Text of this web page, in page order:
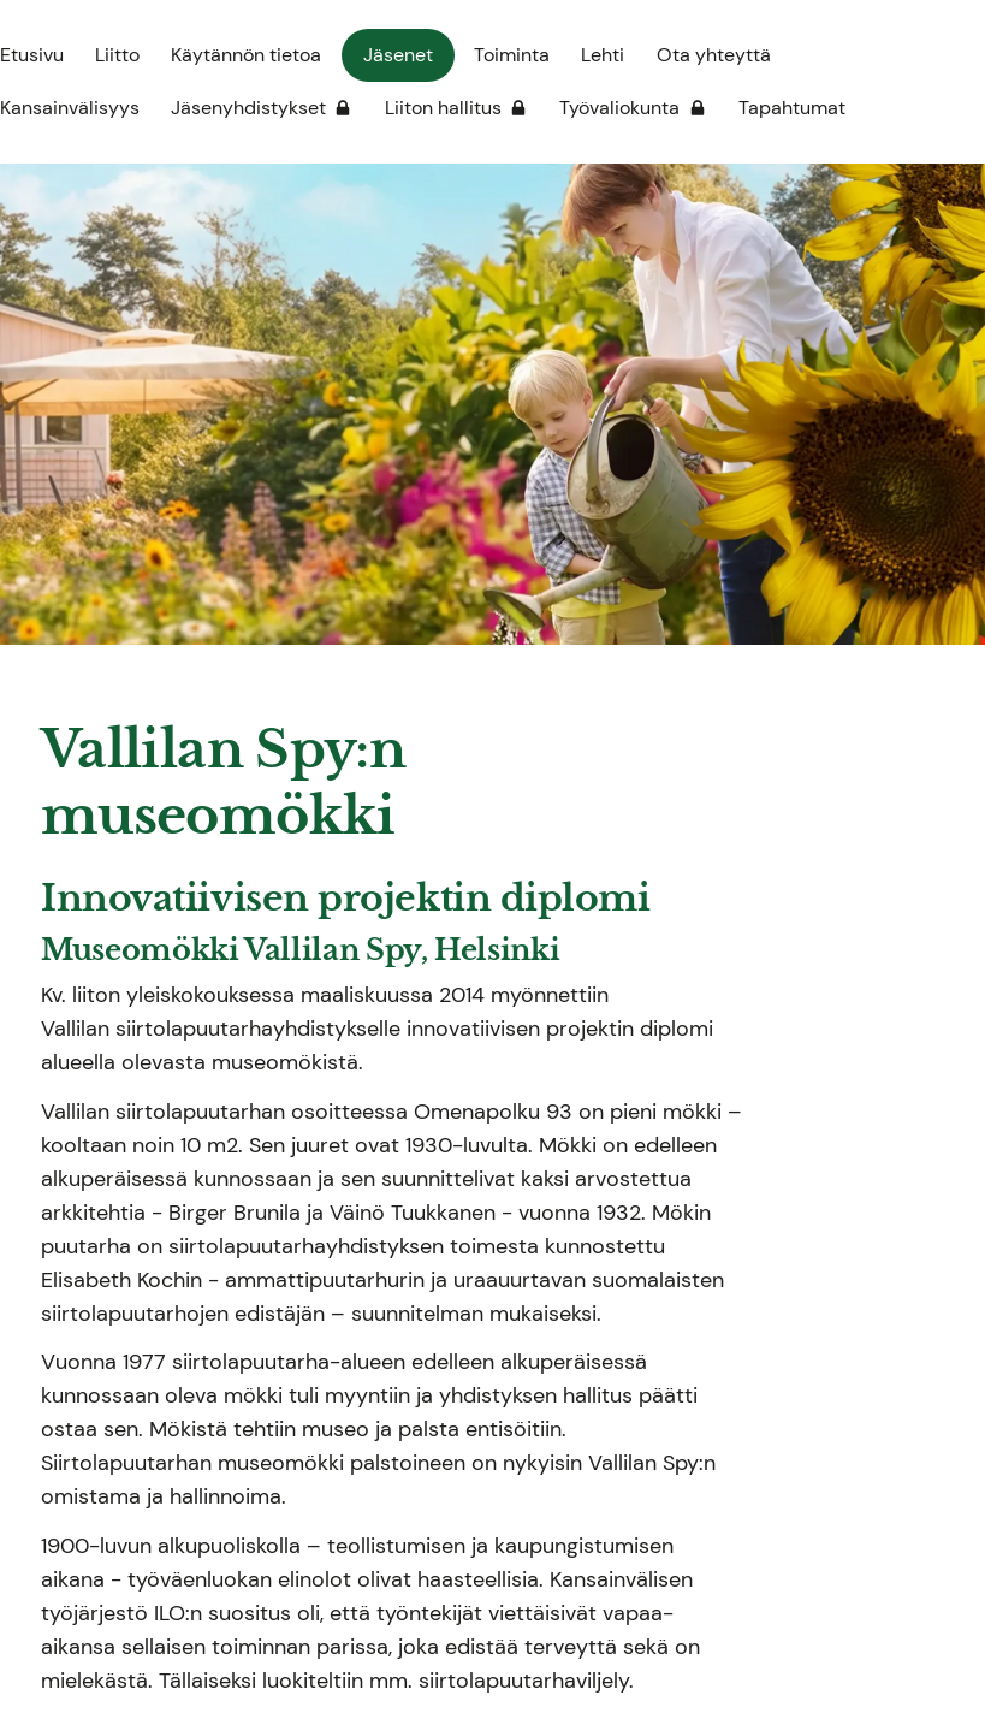
Etusivu Liitto Käytännön tietoa Jäsenet Toiminta Lehti Ota yhteyttä
Kansainvälisyys Jäsenyhdistykset Liiton hallitus Työvaliokunta Tapahtumat
Vallilan Spy:n
museomökki
Innovatiivisen projektin diplomi
Museomökki Vallilan Spy, Helsinki
Kv. liiton yleiskokouksessa maaliskuussa 2014 myönnettiin
Vallilan siirtolapuutarhayhdistykselle innovatiivisen projektin diplomi
alueella olevasta museomökistä.
Vallilan siirtolapuutarhan osoitteessa Omenapolku 93 on pieni mökki –
kooltaan noin 10 m2. Sen juuret ovat 1930-luvulta. Mökki on edelleen
alkuperäisessä kunnossaan ja sen suunnittelivat kaksi arvostettua
arkkitehtia - Birger Brunila ja Väinö Tuukkanen - vuonna 1932. Mökin
puutarha on siirtolapuutarhayhdistyksen toimesta kunnostettu
Elisabeth Kochin - ammattipuutarhurin ja uraauurtavan suomalaisten
siirtolapuutarhojen edistäjän – suunnitelman mukaiseksi.
Vuonna 1977 siirtolapuutarha-alueen edelleen alkuperäisessä
kunnossaan oleva mökki tuli myyntiin ja yhdistyksen hallitus päätti
ostaa sen. Mökistä tehtiin museo ja palsta entisöitiin.
Siirtolapuutarhan museomökki palstoineen on nykyisin Vallilan Spy:n
omistama ja hallinnoima.
1900-luvun alkupuoliskolla – teollistumisen ja kaupungistumisen
aikana - työväenluokan elinolot olivat haasteellisia. Kansainvälisen
työjärjestö ILO:n suositus oli, että työntekijät viettäisivät vapaa-
aikansa sellaisen toiminnan parissa, joka edistää terveyttä sekä on
mielekästä. Tällaiseksi luokiteltiin mm. siirtolapuutarhaviljely.